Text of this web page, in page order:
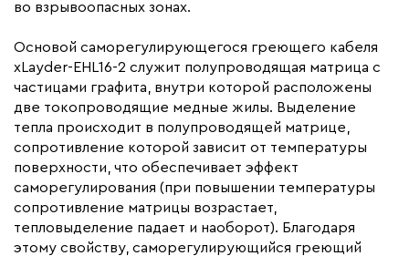
Вес (кг)
Архитектурный обогрев
Максимальная температура(C)
Тип кабеля саморегулирующийся
Коллекция xLayder
Бренд
Материал Полиолефин
Минимальный радиус изгиба (мм)
во взрывоопасных зонах.
Основой саморегулирующегося греющего кабеля
xLayder-EHL16-2 служит полупроводящая матрица с
частицами графита, внутри которой расположены
две токопроводящие медные жилы. Выделение
тепла происходит в полупроводящей матрице,
сопротивление которой зависит от температуры
поверхности, что обеспечивает эффект
саморегулирования (при повышении температуры
сопротивление матрицы возрастает,
тепловыделение падает и наоборот). Благодаря
этому свойству, саморегулирующийся греющий